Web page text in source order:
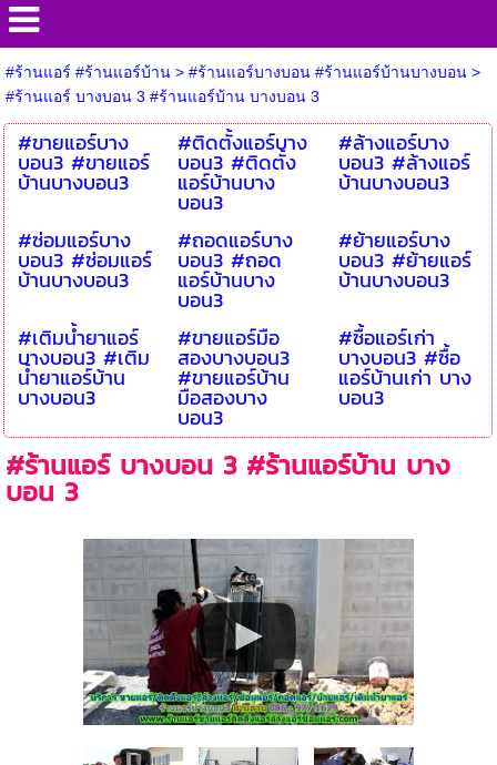
#ร้านแอร์ #ร้านแอร์บ้าน> #ร้านแอร์บางบอน #ร้านแอร์บ้านบางบอน>
#ร้านแอร์ บางบอน 3 #ร้านแอร์บ้าน บางบอน 3
#ขายแอร์บาง
บอน3 #ขายแอร์
บ้านบางบอน3
#ติดตั้งแอร์บาง
บอน3 #ติดตั้ง
แอร์บ้านบาง
บอน3
#ล้างแอร์บาง
บอน3 #ล้างแอร์
บ้านบางบอน3
#ซ่อมแอร์บาง
บอน3 #ซ่อมแอร์
บ้านบางบอน3
#ถอดแอร์บาง
บอน3 #ถอด
แอร์บ้านบาง
บอน3
#ย้ายแอร์บาง
บอน3 #ย้ายแอร์
บ้านบางบอน3
#เติมน้ำยาแอร์
บางบอน3 #เติม
น้ำยาแอร์บ้าน
บางบอน3
#ขายแอร์มือ
สองบางบอน3
#ขายแอร์บ้าน
มือสองบาง
บอน3
#ซื้อแอร์เก่า
บางบอน3 #ซื้อ
แอร์บ้านเก่า บาง
บอน3
#ร้านแอร์ บางบอน 3 #ร้านแอร์บ้าน บาง
บอน 3